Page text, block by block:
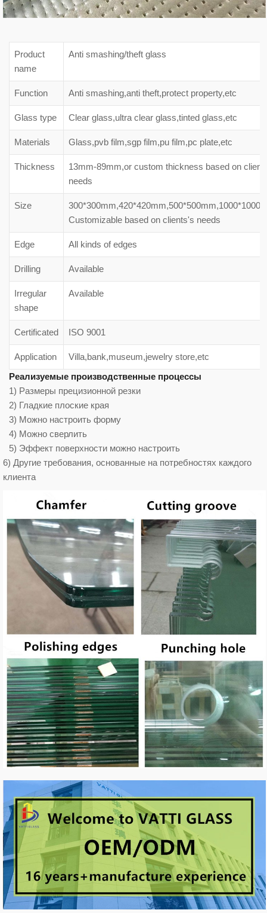
Product
name
Anti smashing/theft glass
Function Anti smashing,anti theft,protect property,etc
Glass type Clear glass,ultra clear glass,tinted glass,etc
Materials Glass,pvb film,sgp film,pu film,pc plate,etc
Thickness
13mm-89mm,or custom thickness based on
needs
Size
Customizable based on clients's needs
Edge All kinds of edges
Drilling Available
Irregular
shape
Available
Certificated ISO 9001
Application
Villa,bank,museum,jewelry store,etc
Реализуемые производственные процессы
1) Размеры прецизионной резки
2) Гладкие плоские края
3) Можно настроить форму
4) Можно сверлить
5) Эффект поверхности можно настроить
6) Другие требования, основанные на потребностях каждого
клиента